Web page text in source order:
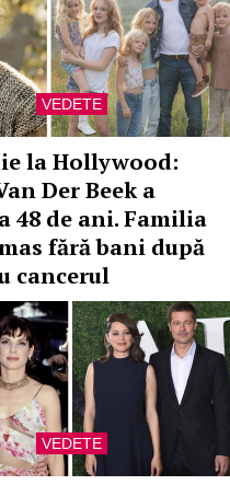
VEDETE
la Hollywood:
Der Beek a
48 de ani. Familia
fără bani după
cancerul
VEDETE